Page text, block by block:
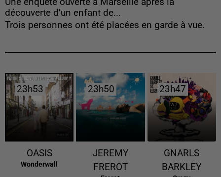
découverte d’un enfant de...
Trois personnes ont été placées en garde à vue.
23h53
23h53
OASIS
Wonderwall
23h50
23h50
JEREMY
FREROT
23h47
23h47
GNARLS
BARKLEY